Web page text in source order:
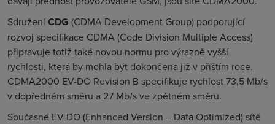
SdruženíCDG (CDMA Development Group) podporující
rozvoj specifikace CDMA (Code Division Multiple Access)
připravuje totiž také novou normu pro výrazně vyšší
rychlosti, která by mohla být dokončena již v příštím roce.
CDMA2000 EV-DO Revision B specifikuje rychlost 73,5 Mb/s
v dopředném směru a 27 Mb/s ve zpětném směru.
Současné EV-DO (Enhanced Version – Data Optimized) sítě